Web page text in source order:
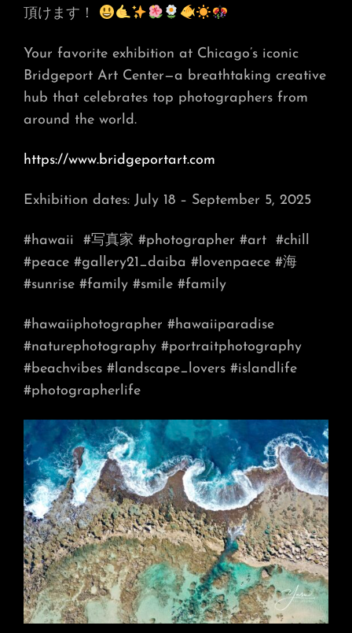
頂けます！
Your favorite exhibition at Chicago’s iconic
Bridgeport Art Center—a breathtaking creative
hub that celebrates top photographers from
around the world.
https://www.bridgeportart.com
Exhibition dates: July 18 – September 5, 2025
#hawaii #写真家 #photographer #art
#chill
#peace #gallery21_daiba #lovenpaece #海
#sunrise #family #smile #family
#hawaiiphotographer #hawaiiparadise
#naturephotography #portraitphotography
#beachvibes #landscape_lovers #islandlife
#photographerlife